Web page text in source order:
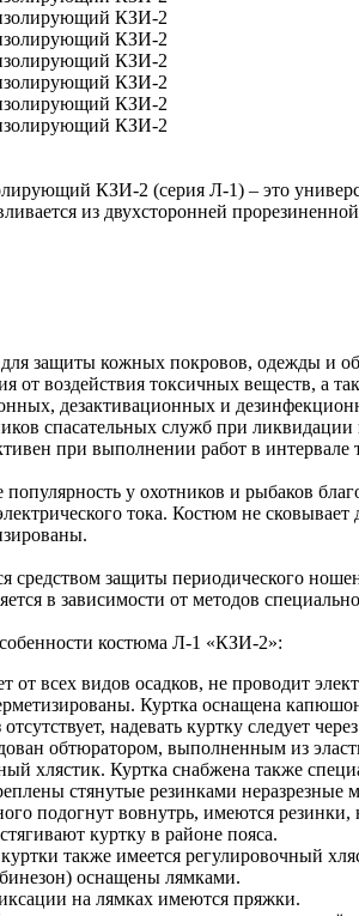
КЗИ-2 (серия Л-1) – это
из двухсторонней
защиты кожных покровов, одежды и
от воздействия токсичных веществ, а
дезактивационных и
спасательных служб при
при выполнении работ в интервале
у охотников и рыбаков
тока. Костюм не
средством защиты периодического
в зависимости от методов
костюма Л-1 «КЗИ-2»:
от всех видов осадков, не проводит
Куртка оснащена
надевать куртку следует
обтюратором, выполненным из
хлястик. Куртка снабжена также
стянутые резинками неразрезные
подогнут вовнутрь, имеются
куртку в районе пояса.
также имеется регулировочный
оснащены лямками.
на лямках имеются пряжки.